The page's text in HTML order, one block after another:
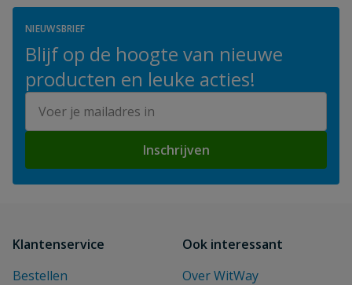
NIEUWSBRIEF
Blijf op de hoogte van nieuwe
producten en leuke acties!
E-mailadres
Inschrijven
Klantenservice
Bestellen
Ook interessant
Over WitWay